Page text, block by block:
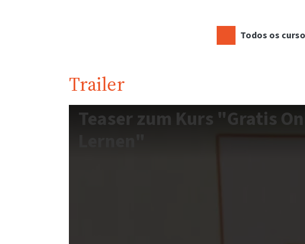
Todos os
Trailer
Teaser zum Kurs "Gratis